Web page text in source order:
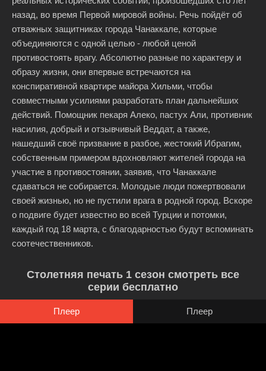
назад, во время Первой мировой войны. Речь пойдёт об
отважных защитниках города Чанаккале, которые
объединяются с одной целью - любой ценой
противостоять врагу. Абсолютно разные по характеру и
образу жизни, они впервые встречаются на
конспиративной квартире майора Хильми, чтобы
совместными усилиями разработать план дальнейших
действий. Помощник пекаря Алеко, пастух Али, противник
насилия, добрый и отзывчивый Веддат, а также,
нашедший своё призвание в разбое, жестокий Ибрагим,
собственным примером вдохновляют жителей города на
участие в противостоянии, заявив, что Чанаккале
сдаваться не собирается. Молодые люди пожертвовали
своей жизнью, но не пустили врага в родной город. Вскоре
о подвиге будет известно во всей Турции и потомки,
каждый год 18 марта, с благодарностью будут вспоминать
соотечественников.
Столетняя печать 1 сезон смотреть все
серии бесплатно
Плеер Плеер